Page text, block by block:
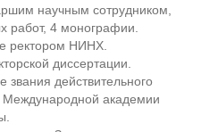
научным сотрудником,
работ, 4 монографии.
ректором НИНХ.
диссертации.
действительного
Международной академии